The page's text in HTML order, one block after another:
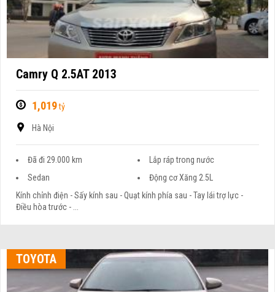
Camry Q 2.5AT 2013
1,019tỷ
Hà Nội
Đã đi 29.000 km
Lắp ráp trong nước
Sedan
Động cơ Xăng 2.5L
Kính chỉnh điện - Sấy kính sau - Quạt kính phía sau - Tay lái trợ lực -
Điều hòa trước - ...
TOYOTA